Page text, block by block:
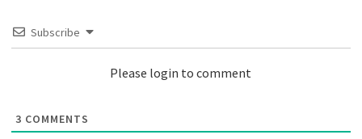
Subscribe
Please login to comment
3 COMMENTS